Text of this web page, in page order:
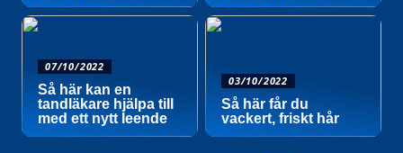
07/10/2022
Så här kan en
tandläkare hjälpa till
med ett nytt leende
03/10/2022
Så här får du
vackert, friskt hår